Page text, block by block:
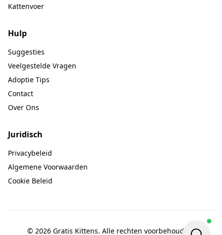
Kattenvoer
Hulp
Suggesties
Veelgestelde Vragen
Adoptie Tips
Contact
Over Ons
Juridisch
Privacybeleid
Algemene Voorwaarden
Cookie Beleid
© 2026 Gratis Kittens. Alle rechten voorbehouden.